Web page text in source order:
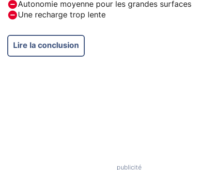
Autonomie moyenne pour les grandes surfaces
Une recharge trop lente
Lire la conclusion